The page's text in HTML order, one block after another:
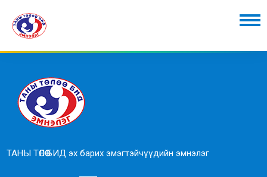
ТАНЫ ТӨЛӨӨ БИД эх барих эмэгтэйчүүдийн эмнэлэг